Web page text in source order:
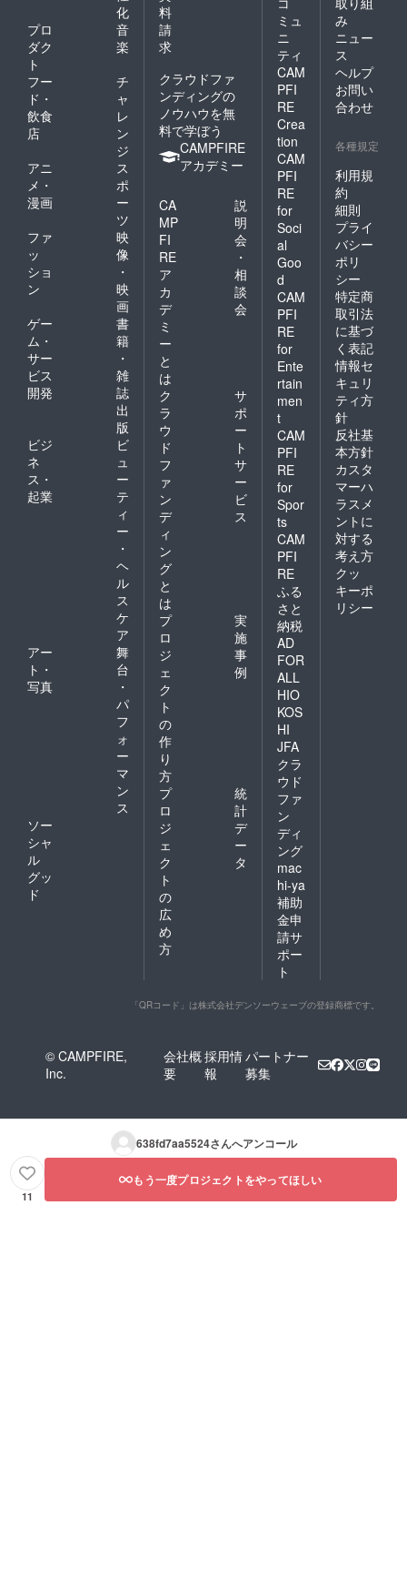
化
プロ
ダク
ト
音
楽
フー
ド・
飲食
店
チ
ャ
レ
ン
ジ
アニ
メ・
漫画
ス
ポ
ー
ツ
ファ
ッ
ショ
ン
映
像
・
映
画
ゲー
ム・
サー
ビス
開発
書
籍
・
雑
誌
出
版
ビジ
ネ
ス・
起業
ビ
ュ
ー
テ
ィ
ー
・
ヘ
ル
ス
ケ
ア
アー
ト・
写真
舞
台
・
パ
フ
ォ
ー
マ
ン
ス
ソー
シャ
ル
グッ
ド
料
請
求
クラウドファ
ンディングの
ノウハウを無
料で学ぼう
CAMPFIRE
アカデミー
CA
MP
FI
RE
ア
カ
デ
ミ
ー
と
は
説
明
会
・
相
談
会
ク
ラ
ウ
ド
フ
ァ
ン
デ
ィ
ン
グ
と
は
サ
ポ
ー
ト
サ
ー
ビ
ス
プ
ロ
ジ
ェ
ク
ト
の
作
り
方
実
施
事
例
プ
ロ
ジ
ェ
ク
ト
の
広
め
方
統
計
デ
ー
タ
ミュ
ニ
ティ
CAM
PFI
RE
Crea
tion
CAM
PFI
RE
for
Soci
al
Goo
d
CAM
PFI
RE
for
Ente
rtain
men
t
CAM
PFI
RE
for
Spor
ts
CAM
PFI
RE
ふる
さと
納税
AD
FOR
ALL
HIO
KOS
HI
JFA
クラ
ウド
ファ
ン
ディ
ング
mac
hi-ya
補助
金申
請サ
ポー
ト
み
ニュー
ス
ヘルプ
お問い
合わせ
各種規定
利用規
約
細則
プライ
バシー
ポリ
シー
特定商
取引法
に基づ
く表記
情報セ
キュリ
ティ方
針
反社基
本方針
カスタ
マーハ
ラスメ
ントに
対する
考え方
クッ
キーポ
リシー
「QRコード」は株式会社デンソーウェーブの登録商標です。
© CAMPFIRE,
Inc.
会社概
要
採用情
報
パートナー
募集
638fd7aa5524さんへアンコール
11
もう一度プロジェクトをやってほしい